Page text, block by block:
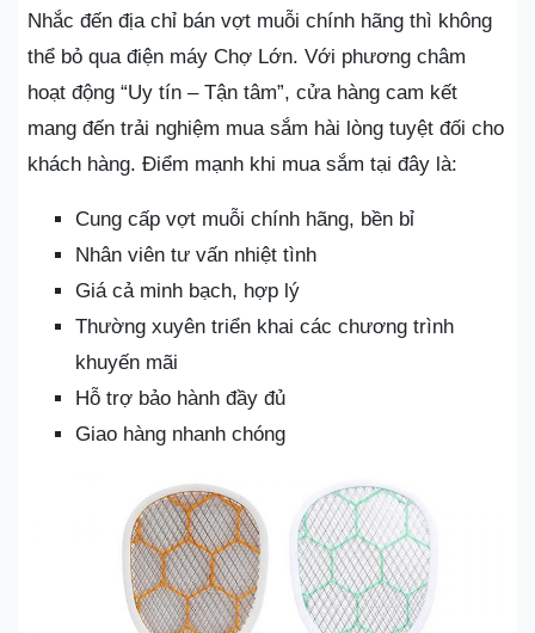
Nhắc đến địa chỉ bán vợt muỗi chính hãng thì không
thể bỏ qua điện máy Chợ Lớn. Với phương châm
hoạt động “Uy tín – Tận tâm”, cửa hàng cam kết
mang đến trải nghiệm mua sắm hài lòng tuyệt đối cho
khách hàng. Điểm mạnh khi mua sắm tại đây là:
Cung cấp vợt muỗi chính hãng, bền bỉ
Nhân viên tư vấn nhiệt tình
Giá cả minh bạch, hợp lý
Thường xuyên triển khai các chương trình
khuyến mãi
Hỗ trợ bảo hành đầy đủ
Giao hàng nhanh chóng